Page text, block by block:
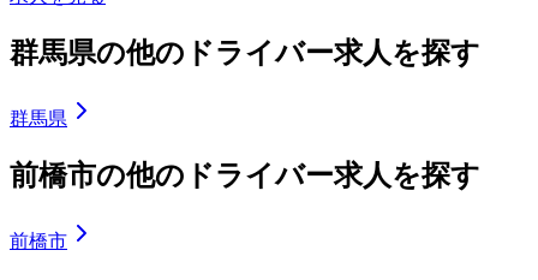
群馬県の他のドライバー求人を探す
群馬県
前橋市の他のドライバー求人を探す
前橋市